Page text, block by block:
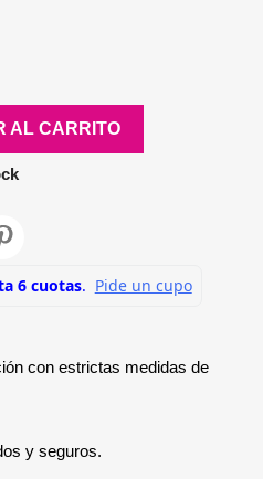
AL CARRITO
con estrictas medidas de
y seguros.